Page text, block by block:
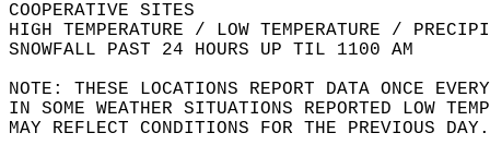
COOPERATIVE SITES
HIGH TEMPERATURE / LOW TEMPERATURE /
SNOWFALL PAST 24 HOURS UP TIL 1100 AM
NOTE: THESE LOCATIONS REPORT DATA ONCE
IN SOME WEATHER SITUATIONS REPORTED LOW
MAY REFLECT CONDITIONS FOR THE PREVIOUS